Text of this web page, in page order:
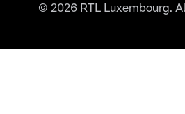
© 2026RTL Luxembourg.